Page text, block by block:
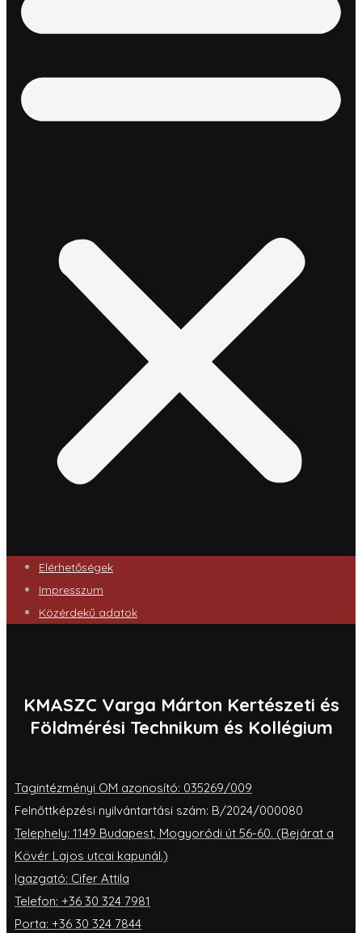
Elérhetőségek
Impresszum
Közérdekű adatok
KMASZC Varga Márton Kertészeti és
Földmérési Technikum és Kollégium
Tagintézményi OM azonosító: 035269/009
Felnőttképzési nyilvántartási szám: B/2024/000080
Telephely: 1149 Budapest, Mogyoródi út 56-60. (Bejárat a
Kövér Lajos utcai kapunál.)
Igazgató: Cifer Attila
Telefon: +36 30 324 7981
Porta: +36 30 324 7844